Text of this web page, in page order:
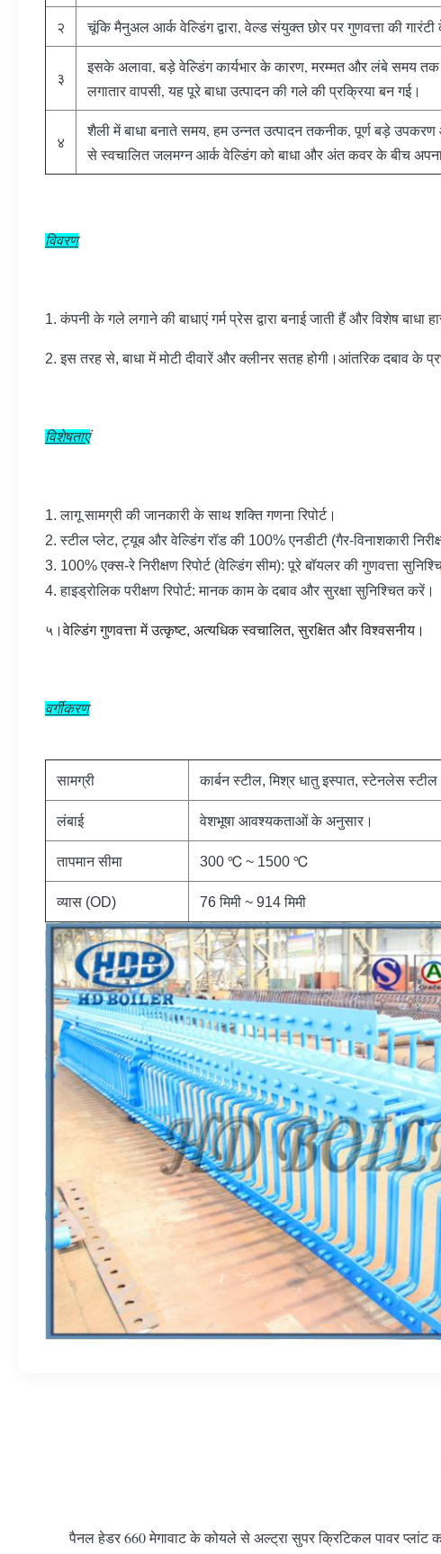
२ चूंकि मैनुअल आर्क वेल्डिंग द्वारा, वेल्ड संयुक्त छोर पर गुणवत्ता की
३
इसके अलावा, बड़े वेल्डिंग कार्यभार के कारण, मरम्मत और लंबे समय
लगातार वापसी, यह पूरे बाधा उत्पादन की गले की प्रक्रिया बन गई।
४
शैली में बाधा बनाते समय, हम उन्नत उत्पादन तकनीक, पूर्ण बड़े उपकरण
से स्वचालित जलमग्न आर्क वेल्डिंग को बाधा और अंत कवर के बीच
विवरण
1. कंपनी के गले लगाने की बाधाएं गर्म प्रेस द्वारा बनाई जाती हैं और विशेष बाधा
2. इस तरह से, बाधा में मोटी दीवारें और क्लीनर सतह होगी।आंतरिक दबाव के
विशेषताएं
1. लागू सामग्री की जानकारी के साथ शक्ति गणना रिपोर्ट।
2. स्टील प्लेट, ट्यूब और वेल्डिंग रॉड की 100% एनडीटी (गैर-विनाशकारी
3. 100% एक्स-रे निरीक्षण रिपोर्ट (वेल्डिंग सीम): पूरे बॉयलर की गुणवत्ता
4. हाइड्रोलिक परीक्षण रिपोर्ट: मानक काम के दबाव और सुरक्षा सुनिश्चित करें।
५।वेल्डिंग गुणवत्ता में उत्कृष्ट, अत्यधिक स्वचालित, सुरक्षित और विश्वसनीय।
वर्गीकरण
सामग्री कार्बन स्टील, मिश्र धातु इस्पात, स्टेनलेस
लंबाई वेशभूषा आवश्यकताओं के अनुसार।
तापमान सीमा 300 ℃ ~ 1500 ℃
व्यास (OD) 76 मिमी ~ 914 मिमी
पैनल हेडर 660 मेगावाट के कोयले से अल्ट्रा सुपर क्रिटिकल पावर प्लांट